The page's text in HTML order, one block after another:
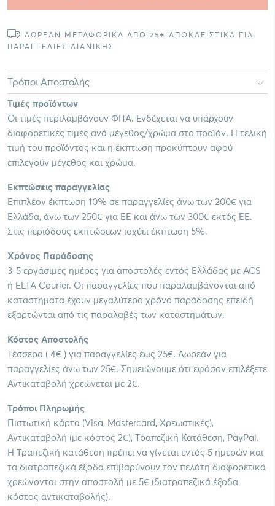
ΔΩΡΕΑΝ ΜΕΤΑΦΟΡΙΚΑ ΑΠΟ 25€ ΑΠΟΚΛΕΙΣΤΙΚΑ ΓΙΑ
ΠΑΡΑΓΓΕΛΙΕΣ ΛΙΑΝΙΚΗΣ
Τρόποι Αποστολής
Τιμές προϊόντων
Οι τιμές περιλαμβάνουν ΦΠΑ. Ενδέχεται να υπάρχουν
διαφορετικές τιμές ανά μέγεθος/χρώμα στο προϊόν. Η τελική
τιμή του προϊόντος και η έκπτωση προκύπτουν αφού
επιλεγούν μέγεθος και χρώμα.
Εκπτώσεις παραγγελίας
Επιπλέον έκπτωση 10% σε παραγγελίες άνω των 200€ για
Ελλάδα, άνω των 250€ για ΕΕ και άνω των 300€ εκτός ΕΕ.
Στις περιόδους εκπτώσεων ισχύει έκπτωση 5%.
Χρόνος Παράδοσης
3-5 εργάσιμες ημέρες για αποστολές εντός Ελλάδας με ACS
ή ELTA Courier. Οι παραγγελίες που παραλαμβάνονται από
καταστήματα έχουν μεγαλύτερο χρόνο παράδοσης επειδή
εξαρτώνται από τις παραλαβές των καταστημάτων.
Κόστος Αποστολής
Τέσσερα ( 4€ ) για παραγγελίες έως 25€. Δωρεάν για
παραγγελίες άνω των 25€. Σημειώνουμε ότι εφόσον επιλέξετε
Αντικαταβολή χρεώνεται με 2€.
Τρόποι Πληρωμής
Πιστωτική κάρτα (Visa, Mastercard, Χρεωστικές),
Αντικαταβολή (με κόστος 2€), Τραπεζική Κατάθεση, PayPal.
Η Τραπεζική κατάθεση πρέπει να γίνεται εντός 5 ημερών και
τα διατραπεζικά έξοδα επιβαρύνουν τον πελάτη διαφορετικά
χρεώνονται στην αποστολή με 5€ (διατραπεζικά έξοδα
κόστος αντικαταβολής).